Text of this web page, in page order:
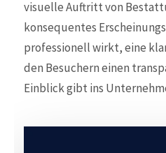
visuelle Auftritt von
konsequentes
professionell wirkt, eine
den Besuchern einen
Einblick gibt ins